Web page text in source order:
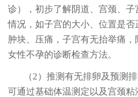
诊），初步了解阴道、宫颈、
情况，如子宫的大小、位置是
肿块、压痛，子宫有无抬举痛
女性不孕的诊断检查方法。
（2）推测有无排卵及预测
可通过基础体温测定以及宫颈粘